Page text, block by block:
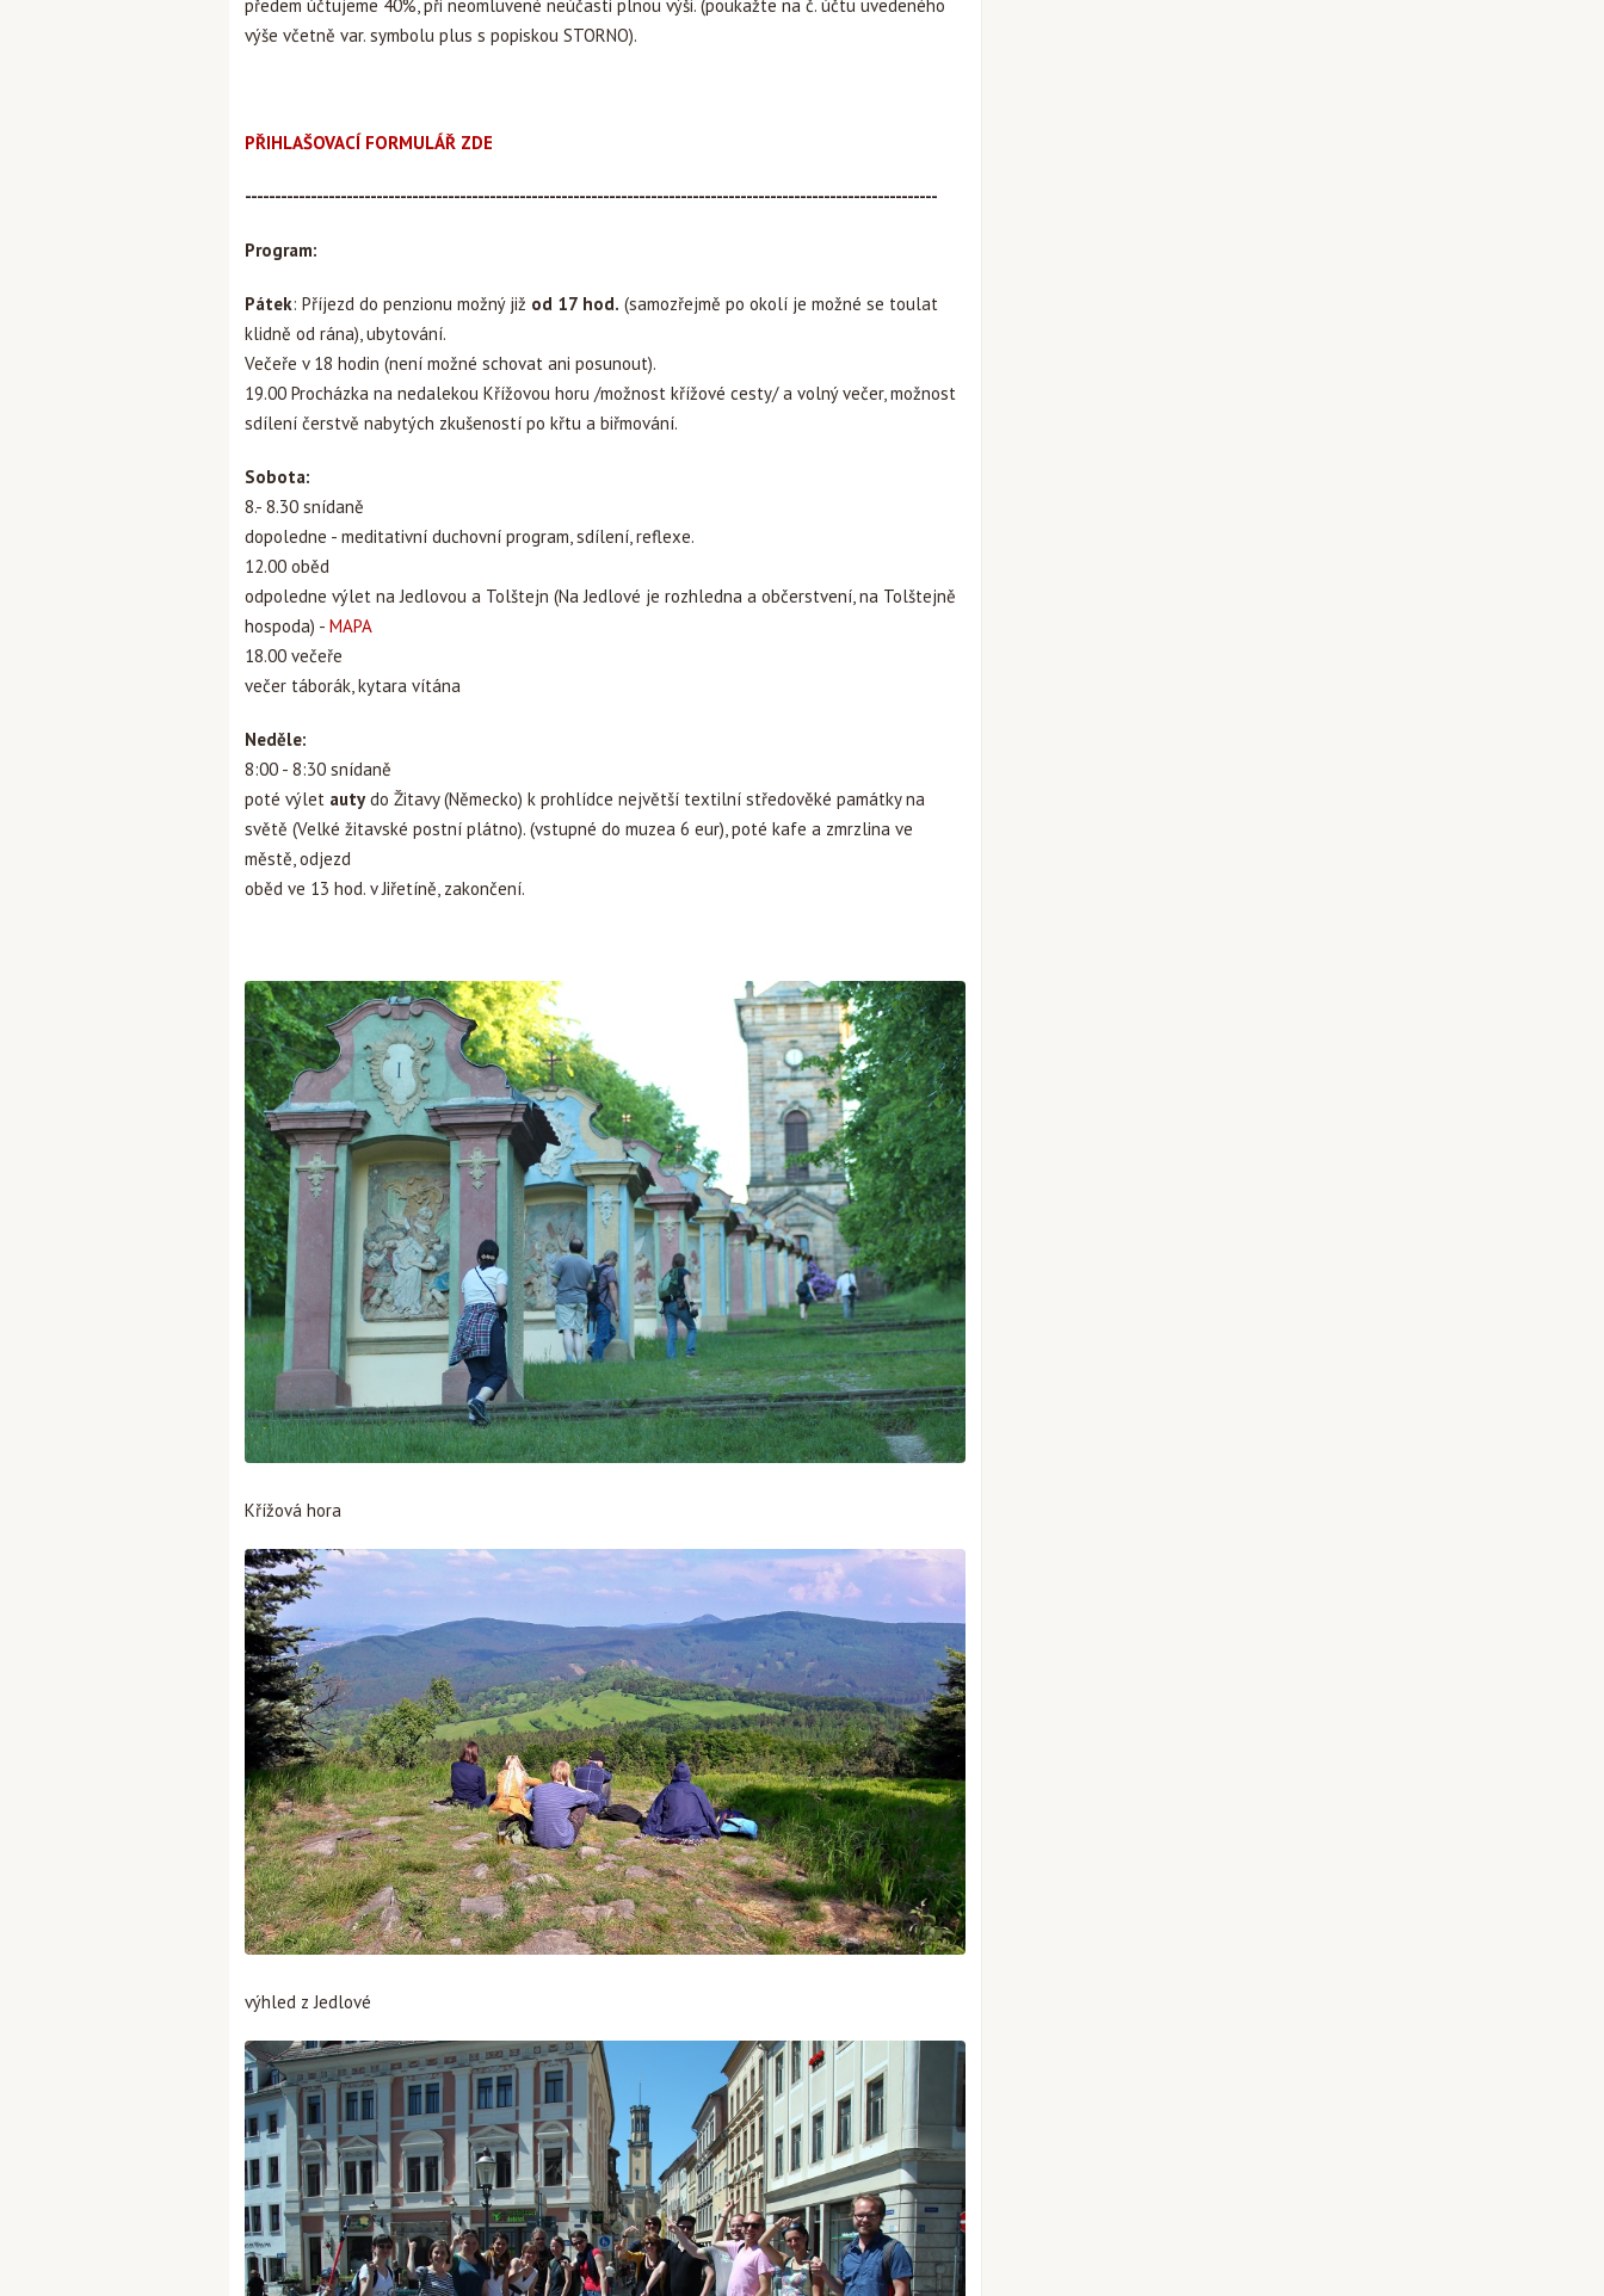
předem účtujeme 40%, při neomluvené neúčasti plnou výši. (poukažte na č. účtu uvedeného
výše včetně var. symbolu plus s popiskou STORNO).
PŘIHLAŠOVACÍ FORMULÁŘ ZDE
--------------------------------------------------------------------------------------------------------------------
Program:
Pátek: Příjezd do penzionu možný již od 17 hod. (samozřejmě po okolí je možné se toulat
klidně od rána), ubytování.
Večeře v 18 hodin (není možné schovat ani posunout).
19.00 Procházka na nedalekou Křížovou horu /možnost křížové cesty/ a volný večer, možnost
sdílení čerstvě nabytých zkušeností po křtu a biřmování.
Sobota:
8.- 8.30 snídaně
dopoledne - meditativní duchovní program, sdílení, reflexe.
12.00 oběd
odpoledne výlet na Jedlovou a Tolštejn (Na Jedlové je rozhledna a občerstvení, na Tolštejně
hospoda) - MAPA
18.00 večeře
večer táborák, kytara vítána
Neděle:
8:00 - 8:30 snídaně
poté výlet autydo Žitavy (Německo) k prohlídce největší textilní středověké památky na
světě (Velké žitavské postní plátno). (vstupné do muzea 6 eur), poté kafe a zmrzlina ve
městě, odjezd
oběd ve 13 hod. v Jiřetíně, zakončení.
Křížová hora
výhled z Jedlové